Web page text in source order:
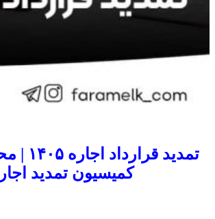
تمدید
کمیسیون تمدید